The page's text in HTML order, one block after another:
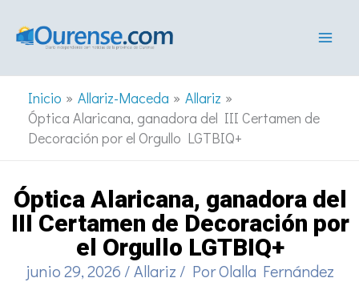
Inicio Allariz-Maceda
Allariz
Óptica Alaricana, ganadora del III Certamen de
Decoración por el Orgullo LGTBIQ+
Óptica Alaricana, ganadora del
III Certamen de Decoración por
el Orgullo LGTBIQ+
junio 29, 2026 /Allariz / PorOlalla Fernández